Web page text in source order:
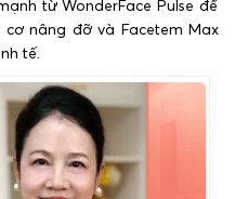
từ WonderFace Pulse để
nâng đỡ và Facetem Max
tế.